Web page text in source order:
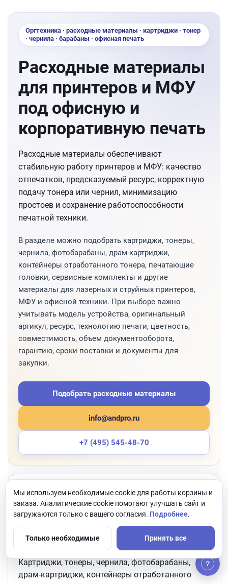
Оргтехника · расходные материалы · картриджи · тонер
· чернила · барабаны · офисная печать
Расходные материалы
для принтеров и МФУ
под офисную и
корпоративную печать
Расходные материалы обеспечивают
стабильную работу принтеров и МФУ: качество
отпечатков, предсказуемый ресурс, корректную
подачу тонера или чернил, минимизацию
простоев и сохранение работоспособности
печатной техники.
В разделе можно подобрать картриджи, тонеры,
чернила, фотобарабаны, драм-картриджи,
контейнеры отработанного тонера, печатающие
головки, сервисные комплекты и другие
материалы для лазерных и струйных принтеров,
МФУ и офисной техники. При выборе важно
учитывать модель устройства, оригинальный
артикул, ресурс, технологию печати, цветность,
совместимость, объем документооборота,
гарантию, сроки поставки и документы для
закупки.
Подобрать расходные материалы
info@andpro.ru
+7 (495) 545-48-70
Категория:
Расходные материалы для принтеров, МФУ,
копировальной техники и офисной печати.
Основные позиции:
Картриджи, тонеры, чернила, фотобарабаны,
драм-картриджи, контейнеры отработанного
?
Мы используем необходимые cookie для работы корзины и
заказа. Аналитические cookie помогают улучшать сайт и
загружаются только с вашего согласия. Подробнее.
Только необходимые Принять все